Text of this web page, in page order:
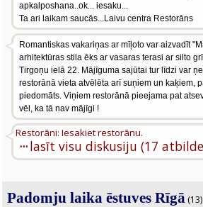
apkalposhana..ok... iesaku...
Ta ari laikam saucās...Laivu centra Restorāns
Romantiskas vakariņas ar mīļoto var aizvadīt
arhitektūras stila ēks ar vasaras terasi ar silto
Tirgoņu ielā 22. Mājīguma sajūtai tur līdzi var
restorānā vieta atvēlēta arī suņiem un kaķiem,
piedomāts. Viņiem restorānā pieejama pat
vēl, ka tā nav mājīgi !
···
Restorāni: Iesakiet restorānu.
lasīt visu diskusiju (17
Padomju laika ēstuves Rīgā (13)